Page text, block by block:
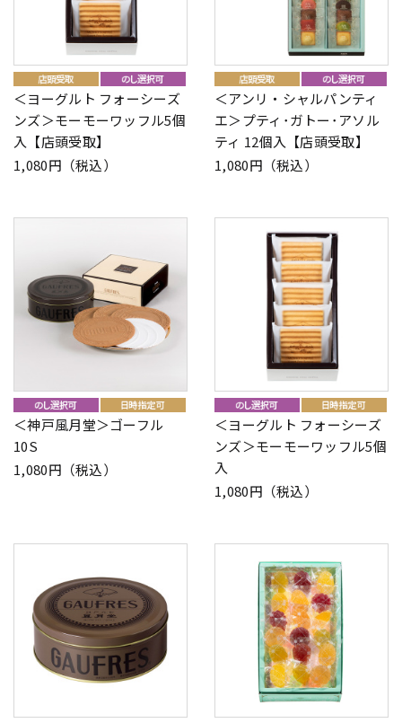
＜ヨーグルト フォーシーズ
ンズ＞モーモーワッフル5個
入【店頭受取】
1,080円（税込）
＜アンリ・シャルパンティ
エ＞プティ･ガトー･アソル
ティ 12個入【店頭受取】
1,080円（税込）
＜神戸風月堂＞ゴーフル
10S
1,080円（税込）
＜ヨーグルト フォーシーズ
ンズ＞モーモーワッフル5個
入
1,080円（税込）